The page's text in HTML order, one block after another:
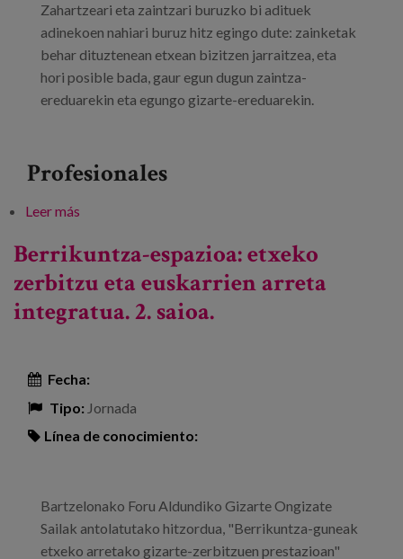
Zahartzeari eta zaintzari buruzko bi adituek
adinekoen nahiari buruz hitz egingo dute: zainketak
behar dituztenean etxean bizitzen jarraitzea, eta
hori posible bada, gaur egun dugun zaintza-
ereduarekin eta egungo gizarte-ereduarekin.
Profesionales
Leer más
Berrikuntza-espazioa: etxeko
zerbitzu eta euskarrien arreta
integratua. 2. saioa.
Fecha:
Tipo: Jornada
Línea de conocimiento:
Bartzelonako Foru Aldundiko Gizarte Ongizate
Sailak antolatutako hitzordua, "Berrikuntza-guneak
etxeko arretako gizarte-zerbitzuen prestazioan"